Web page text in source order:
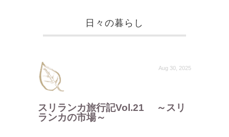
日々の暮らし
Aug 30, 2025
スリランカ旅行記Vol.21 ～スリ
ランカの市場～